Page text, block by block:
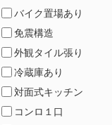
バイク置場あり
免震構造
外観タイル張り
冷蔵庫あり
対面式キッチン
コンロ１口